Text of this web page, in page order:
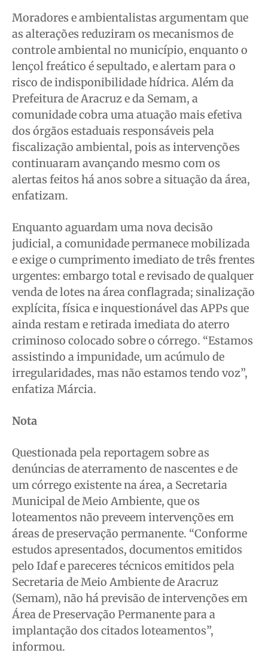
Moradores e ambientalistas argumentam que
as alterações reduziram os mecanismos de
controle ambiental no município, enquanto o
lençol freático é sepultado, e alertam para o
risco de indisponibilidade hídrica. Além da
Prefeitura de Aracruz e da Semam, a
comunidade cobra uma atuação mais efetiva
dos órgãos estaduais responsáveis pela
fiscalização ambiental, pois as intervenções
continuaram avançando mesmo com os
alertas feitos há anos sobre a situação da área,
enfatizam.
Enquanto aguardam uma nova decisão
judicial, a comunidade permanece mobilizada
e exige o cumprimento imediato de três frentes
urgentes: embargo total e revisado de qualquer
venda de lotes na área conflagrada; sinalização
explícita, física e inquestionável das APPs que
ainda restam e retirada imediata do aterro
criminoso colocado sobre o córrego. “Estamos
assistindo a impunidade, um acúmulo de
irregularidades, mas não estamos tendo voz”,
enfatiza Márcia.
Nota
Questionada pela reportagem sobre as
denúncias de aterramento de nascentes e de
um córrego existente na área, a Secretaria
Municipal de Meio Ambiente, que os
loteamentos não preveem intervenções em
áreas de preservação permanente. “Conforme
estudos apresentados, documentos emitidos
pelo Idaf e pareceres técnicos emitidos pela
Secretaria de Meio Ambiente de Aracruz
(Semam), não há previsão de intervenções em
Área de Preservação Permanente para a
implantação dos citados loteamentos”,
informou.